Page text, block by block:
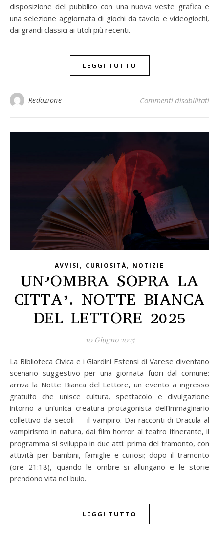
disposizione del pubblico con una nuova veste grafica e
una selezione aggiornata di giochi da tavolo e videogiochi,
dai grandi classici ai titoli più recenti.
LEGGI TUTTO
Redazione Commenti disabilitati
AVVISI , CURIOSITÀ, NOTIZIE
UN’OMBRA SOPRA LA
CITTA’. NOTTE BIANCA
DEL LETTORE 2025
10 Giugno 2025
La Biblioteca Civica e i Giardini Estensi di Varese diventano
scenario suggestivo per una giornata fuori dal comune:
arriva la Notte Bianca del Lettore, un evento a ingresso
gratuito che unisce cultura, spettacolo e divulgazione
intorno a un’unica creatura protagonista dell’immaginario
collettivo da secoli — il vampiro. Dai racconti di Dracula al
vampirismo in natura, dai film horror al teatro itinerante, il
programma si sviluppa in due atti: prima del tramonto, con
attività per bambini, famiglie e curiosi; dopo il tramonto
(ore 21:18), quando le ombre si allungano e le storie
prendono vita nel buio.
LEGGI TUTTO